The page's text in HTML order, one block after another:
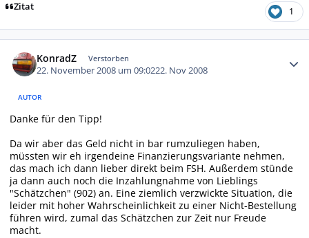
Zitat 1
KonradZ Verstorben
22. November 2008 um 09:0222. Nov 2008
AUTOR
Danke für den Tipp!
Da wir aber das Geld nicht in bar rumzuliegen haben,
müssten wir eh irgendeine Finanzierungsvariante nehmen,
das mach ich dann lieber direkt beim FSH. Außerdem stünde
ja dann auch noch die Inzahlungnahme von Lieblings
"Schätzchen" (902) an. Eine ziemlich verzwickte Situation, die
leider mit hoher Wahrscheinlichkeit zu einer Nicht-Bestellung
führen wird, zumal das Schätzchen zur Zeit nur Freude
macht.